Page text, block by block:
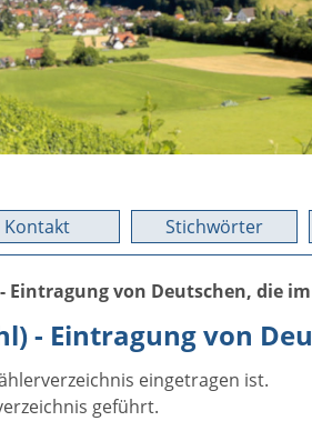
Kontakt Stichwörter
Eintragung von Deutschen, die
- Eintragung von
eingetragen ist.
geführt.